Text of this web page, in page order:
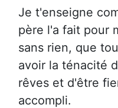
Je t'enseigne
père l'a fait pour
sans rien, que
avoir la ténacité
rêves et d'être
accompli.